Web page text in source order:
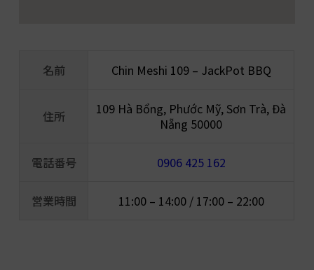
名前 Chin Meshi 109 – JackPot BBQ
住所
109 Hà Bổng, Phước Mỹ, Sơn Trà, Đà
Nẵng 50000
電話番号 0906 425 162
営業時間 11:00 – 14:00 / 17:00 – 22:00